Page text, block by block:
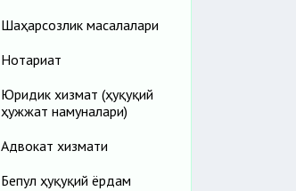
Шаҳарсозлик масалалари
Нотариат
Юридик хизмат (ҳуқуқий
ҳужжат намуналари)
Адвокат хизмати
Бепул ҳуқуқий ёрдам